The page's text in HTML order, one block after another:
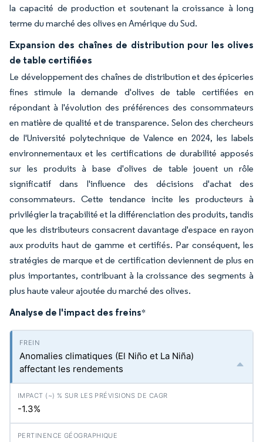
la capacité de production et soutenant la croissance à long
terme du marché des olives en Amérique du Sud.
Expansion des chaînes de distribution pour les olives
de table certifiées
Le développement des chaînes de distribution et des épiceries
fines stimule la demande d'olives de table certifiées en
répondant à l'évolution des préférences des consommateurs
en matière de qualité et de transparence. Selon des chercheurs
de l'Université polytechnique de Valence en 2024, les labels
environnementaux et les certifications de durabilité apposés
sur les produits à base d'olives de table jouent un rôle
significatif dans l'influence des décisions d'achat des
consommateurs. Cette tendance incite les producteurs à
privilégier la traçabilité et la différenciation des produits, tandis
que les distributeurs consacrent davantage d'espace en rayon
aux produits haut de gamme et certifiés. Par conséquent, les
stratégies de marque et de certification deviennent de plus en
plus importantes, contribuant à la croissance des segments à
plus haute valeur ajoutée du marché des olives.
Analyse de l'impact des freins*
Anomalies climatiques (El Niño et La Niña)
affectant les rendements
-1.3%